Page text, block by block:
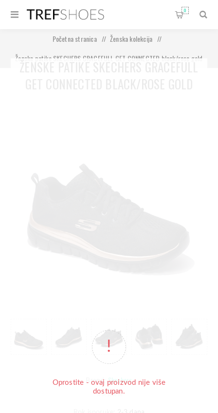
0
Početna stranica / Ženska kolekcija
/
Ženske patike SKECHERS GRACEFULL GET CONNECTED black/rose gold
Oprostite - ovaj proizvod nije više
dostupan.
Brend: Skechers